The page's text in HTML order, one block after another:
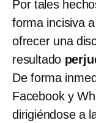
Por tales
forma incisiva
ofrecer una
resultado
De forma
Facebook y
dirigiéndose a